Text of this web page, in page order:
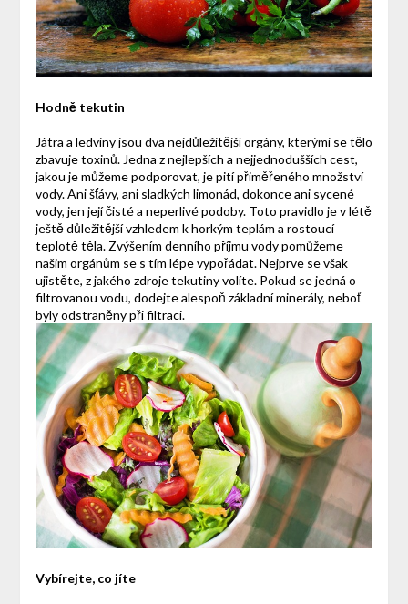
Hodně tekutin
Játra a ledviny jsou dva nejdůležitější orgány, kterými se tělo
zbavuje toxinů. Jedna z nejlepších a nejjednodušších cest,
jakou je můžeme podporovat, je pití přiměřeného množství
vody. Ani šťávy, ani sladkých limonád, dokonce ani sycené
vody, jen její čisté a neperlivé podoby. Toto pravidlo je v létě
ještě důležitější vzhledem k horkým teplám a rostoucí
teplotě těla. Zvýšením denního příjmu vody pomůžeme
našim orgánům se s tím lépe vypořádat. Nejprve se však
ujistěte, z jakého zdroje tekutiny volíte. Pokud se jedná o
filtrovanou vodu, dodejte alespoň základní minerály, neboť
byly odstraněny při filtraci.
Vybírejte, co jíte